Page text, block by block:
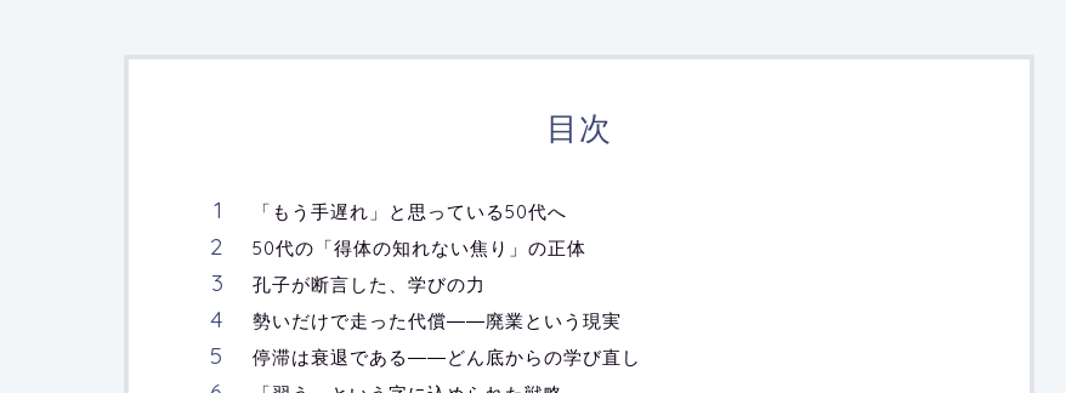
目次
「もう手遅れ」と思っている50代へ
50代の「得体の知れない焦り」の正体
孔子が断言した、学びの力
勢いだけで走った代償――廃業という現実
停滞は衰退である――どん底からの学び直し